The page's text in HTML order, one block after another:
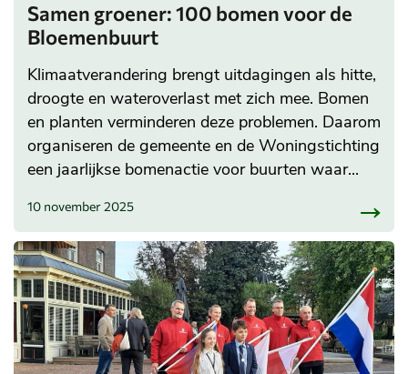
Samen groener: 100 bomen voor de
Bloemenbuurt
Klimaatverandering brengt uitdagingen als hitte,
droogte en wateroverlast met zich mee. Bomen
en planten verminderen deze problemen. Daarom
organiseren de gemeente en de Woningstichting
een jaarlijkse bomenactie voor buurten waar...
10 november 2025